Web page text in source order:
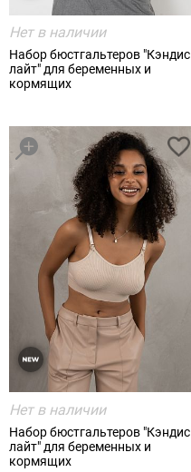
Нет в наличии
Набор бюстгальтеров "Кэндис
лайт" для беременных и
кормящих
Нет в наличии
Набор бюстгальтеров "Кэндис
лайт" для беременных и
кормящих